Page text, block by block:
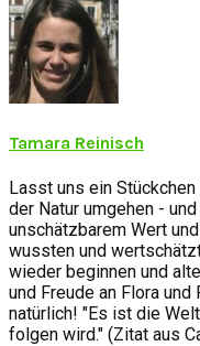
Tamara Reinisch
Lasst uns ein
der Natur umgehen -
unschätzbarem Wert
wussten und
wieder beginnen und
und Freude an Flora
natürlich! "Es ist die
folgen wird." (Zitat aus